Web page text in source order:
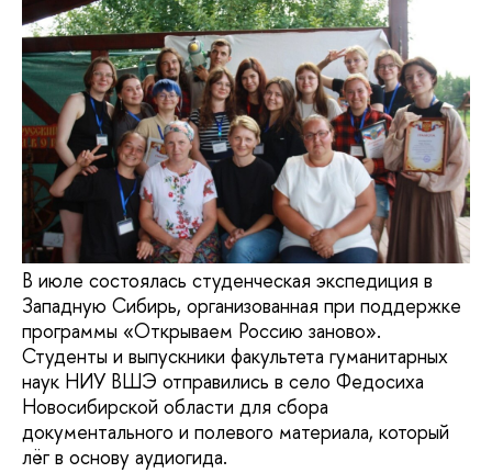
В июле состоялась студенческая экспедиция в
Западную Сибирь, организованная при поддержке
программы «Открываем Россию заново».
Студенты и выпускники факультета гуманитарных
наук НИУ ВШЭ отправились в село Федосиха
Новосибирской области для сбора
документального и полевого материала, который
лёг в основу аудиогида.